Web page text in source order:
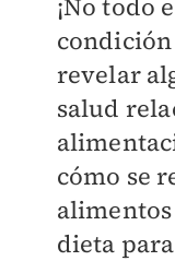
¡No todo
revelar
salud
cómo se
dieta